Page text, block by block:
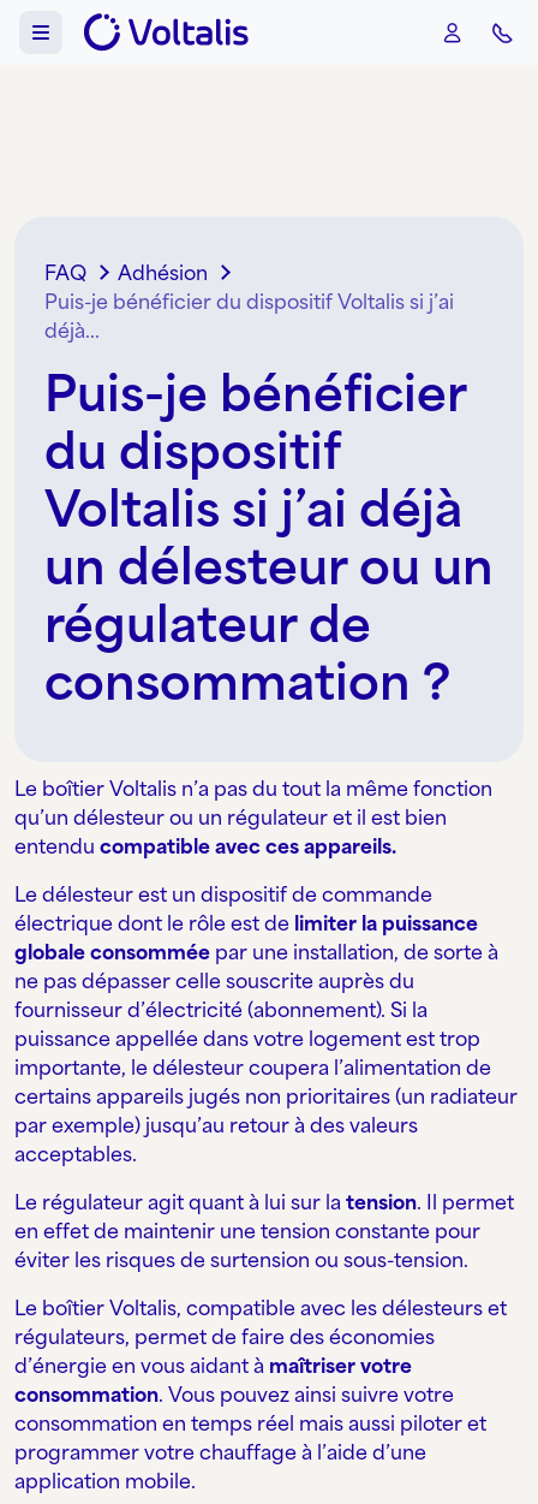
Aller au contenu
Skip to footer
Menu
FAQ
Adhésion
Puis-je bénéficier du dispositif Voltalis si j’ai
déjà...
Puis-je bénéficier
du dispositif
Voltalis si j’ai déjà
un délesteur ou un
régulateur de
consommation ?
Le boîtier Voltalis n’a pas du tout la même fonction
qu’un délesteur ou un régulateur et il est bien
entendu compatible avec ces appareils.
Le délesteur est un dispositif de commande
électrique dont le rôle est de limiter la puissance
globale consommée par une installation, de sorte à
ne pas dépasser celle souscrite auprès du
fournisseur d’électricité (abonnement). Si la
puissance appellée dans votre logement est trop
importante, le délesteur coupera l’alimentation de
certains appareils jugés non prioritaires (un radiateur
par exemple) jusqu’au retour à des valeurs
acceptables.
Le régulateur agit quant à lui sur la tension. Il permet
en effet de maintenir une tension constante pour
éviter les risques de surtension ou sous-tension.
Le boîtier Voltalis, compatible avec les délesteurs et
régulateurs, permet de faire des économies
d’énergie en vous aidant à maîtriser votre
consommation. Vous pouvez ainsi suivre votre
consommation en temps réel mais aussi piloter et
programmer votre chauffage à l’aide d’une
application mobile.